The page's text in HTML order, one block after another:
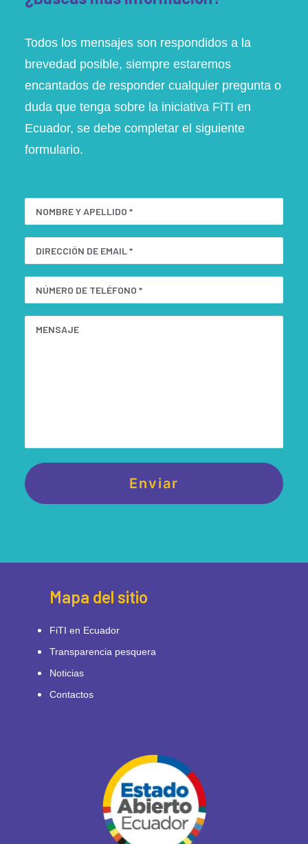
Todos los mensajes son respondidos a la
brevedad posible, siempre estaremos
encantados de responder cualquier pregunta o
duda que tenga sobre la iniciativa FiTI en
Ecuador, se debe completar el siguiente
formulario.
Mapa del sitio
FiTI en Ecuador
Transparencia pesquera
Noticias
Contactos